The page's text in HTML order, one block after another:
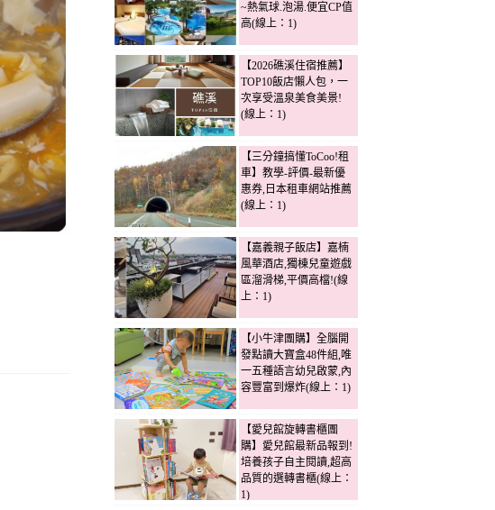
~熱氣球.泡湯.便宜CP值
高(線上：1)
【2026礁溪住宿推薦】
TOP10飯店懶人包，一
次享受溫泉美食美景!
(線上：1)
【三分鐘搞懂ToCoo!租
車】教學-評價-最新優
惠券,日本租車網站推薦
(線上：1)
【嘉義親子飯店】嘉楠
風華酒店,獨棟兒童遊戲
區溜滑梯,平價高檔!(線
上：1)
【小牛津團購】全腦開
發點讀大寶盒48件組,唯
一五種語言幼兒啟蒙,內
容豐富到爆炸(線上：1)
【愛兒館旋轉書櫃團
購】愛兒館最新品報到!
培養孩子自主閱讀,超高
品質的選轉書櫃(線上：
1)